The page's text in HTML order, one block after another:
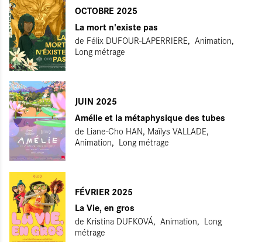
OCTOBRE 2025
La mort n'existe pas
de Félix DUFOUR-LAPERRIERE
Animation
Long métrage
JUIN 2025
Amélie et la métaphysique des tubes
de Liane-Cho HAN, Maïlys VALLADE
Animation
Long métrage
FÉVRIER 2025
La Vie, en gros
de Kristina DUFKOVÁ Animation
Long
métrage